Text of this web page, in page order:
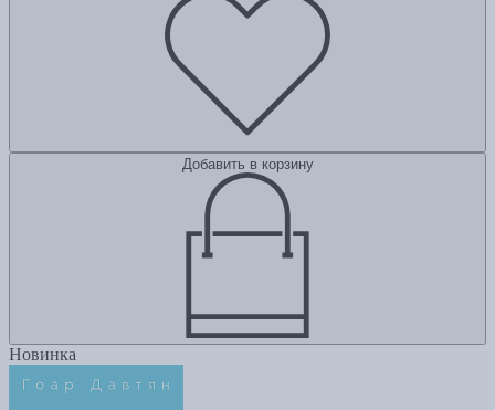
Добавить в корзину
Новинка